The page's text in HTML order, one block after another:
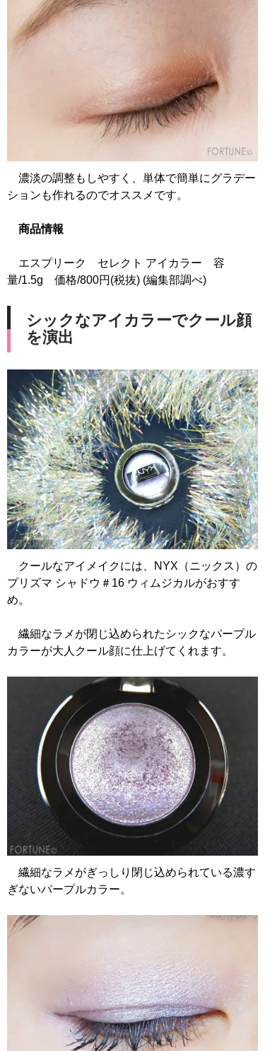
濃淡の調整もしやすく、単体で簡単にグラデー
ションも作れるのでオススメです。
商品情報
エスプリーク セレクト アイカラー 容
量/1.5g 価格/800円(税抜) (編集部調べ)
シックなアイカラーでクール顔
を演出
クールなアイメイクには、NYX（ニックス）の
プリズマ シャドウ＃16 ウィムジカルがおすす
め。
繊細なラメが閉じ込められたシックなパープル
カラーが大人クール顔に仕上げてくれます。
繊細なラメがぎっしり閉じ込められている濃す
ぎないパープルカラー。